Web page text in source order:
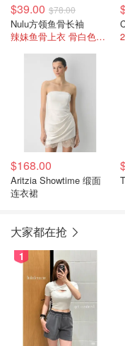
$39.00 $78.00
Nulu方领鱼骨长袖
辣妹鱼骨上衣 骨白色码超全
$168.00
Aritzia Showtime 缎面
连衣裙
大家都在抢
1